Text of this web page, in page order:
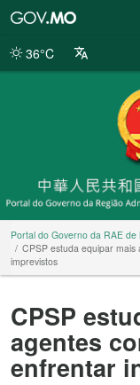
da
36°C
Portal do Governo da RAE de
CPSP estuda equipar
imprevistos
CPSP
agentes
enfrentar